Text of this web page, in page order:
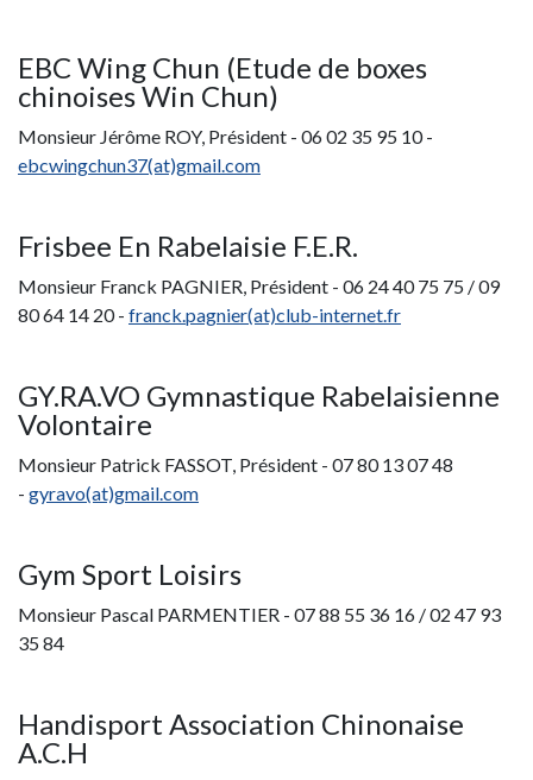
EBC Wing Chun (Etude de boxes
chinoises Win Chun)
Monsieur Jérôme ROY, Président - 06 02 35 95 10 -
ebcwingchun37(at)gmail.com
Frisbee En Rabelaisie F.E.R.
Monsieur Franck PAGNIER, Président - 06 24 40 75 75 / 09
80 64 14 20 - franck.pagnier(at)club-internet.fr
GY.RA.VO Gymnastique Rabelaisienne
Volontaire
Monsieur Patrick FASSOT, Président - 07 80 13 07 48
- gyravo(at)gmail.com
Gym Sport Loisirs
Monsieur Pascal PARMENTIER - 07 88 55 36 16 / 02 47 93
35 84
Handisport Association Chinonaise
A.C.H